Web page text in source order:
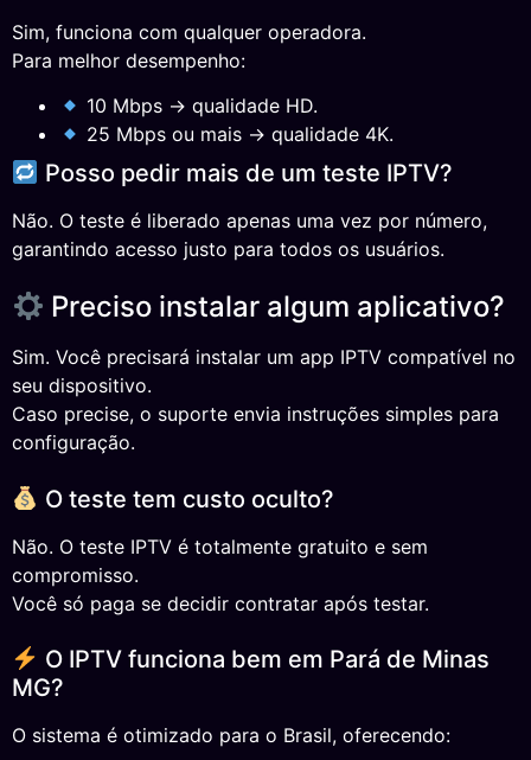
Sim, funciona com qualquer operadora.
Para melhor desempenho:
10 Mbps → qualidade HD.
25 Mbps ou mais → qualidade 4K.
Posso pedir mais de um teste IPTV?
Não. O teste é liberado apenas uma vez por número,
garantindo acesso justo para todos os usuários.
Preciso instalar algum aplicativo?
Sim. Você precisará instalar um app IPTV compatível no
seu dispositivo.
Caso precise, o suporte envia instruções simples para
configuração.
O teste tem custo oculto?
Não. O teste IPTV é totalmente gratuito e sem
compromisso.
Você só paga se decidir contratar após testar.
O IPTV funciona bem em Pará de Minas
MG?
O sistema é otimizado para o Brasil, oferecendo: